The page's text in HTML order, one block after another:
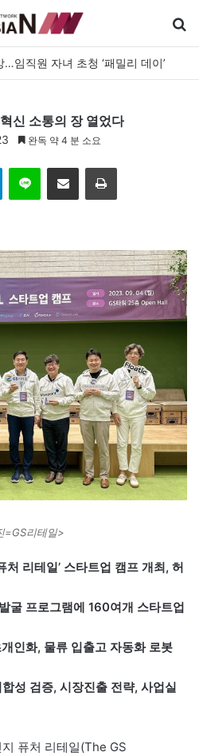
임직원 자녀 초청 ‘패밀리 데이’
신 소통의 장 열었다
완독 약 4 분 소요
Telegram 이메일
=GS리테일>
리테일’ 스타트업 캠프 개최, 허
굴 프로그램에 160여개 스타트업
인화, 물류 입출고 자동화 로봇
성 검증, 시장진출 전략, 사업실
퓨처 리테일(The GS